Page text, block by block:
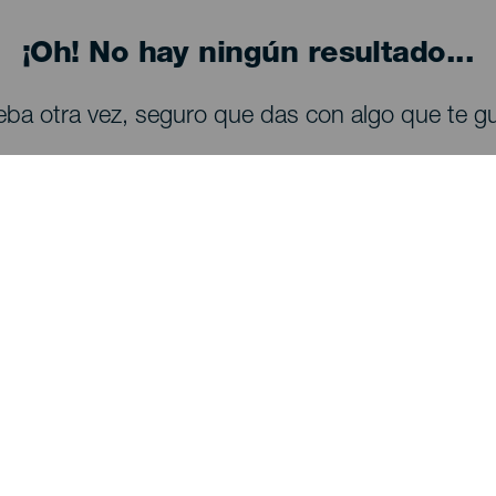
¡Oh! No hay ningún resultado...
otra vez, seguro que das con algo que te